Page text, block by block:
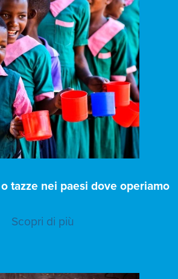
tazze nei paesi dove operiamo
Scopri di più